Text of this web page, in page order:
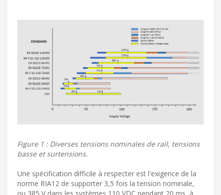
Figure 1 : Diverses tensions nominales de rail, tensions
basse et surtensions.
Une spécification difficile à respecter est l'exigence de la
norme RIA12 de supporter 3,5 fois la tension nominale,